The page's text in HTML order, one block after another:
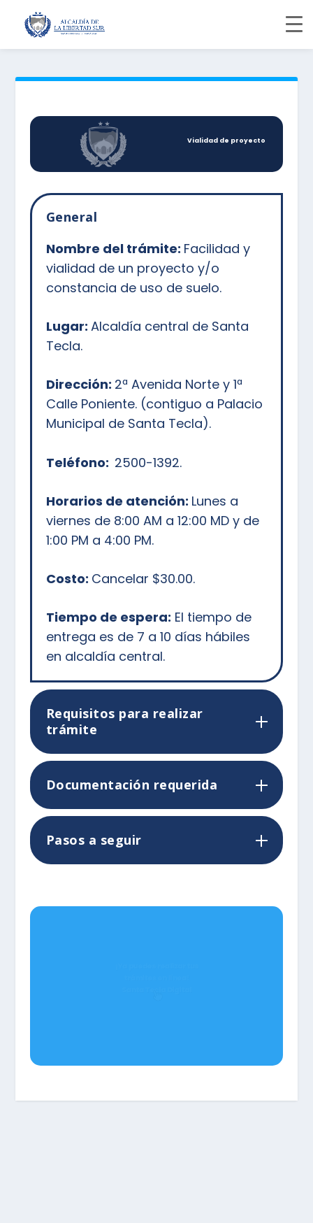
Vialidad de proyecto
General
Nombre del trámite: Facilidad y
vialidad de un proyecto y/o
constancia de uso de suelo.
Lugar: Alcaldía central de Santa
Tecla.
Dirección: 2ª Avenida Norte y 1ª
Calle Poniente. (contiguo a Palacio
Municipal de Santa Tecla).
Teléfono: 2500-1392.
Horarios de atención: Lunes a
viernes de 8:00 AM a 12:00 MD y de
1:00 PM a 4:00 PM.
Costo: Cancelar $30.00.
Tiempo de espera: El tiempo de
entrega es de 7 a 10 días hábiles
en alcaldía central.
Requisitos para realizar
trámite
Documentación requerida
Pasos a seguir